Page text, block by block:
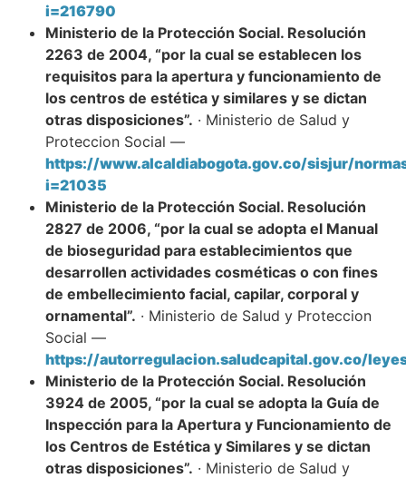
i=216790
Ministerio de la Protección Social. Resolución
2263 de 2004, “por la cual se establecen los
requisitos para la apertura y funcionamiento de
los centros de estética y similares y se dictan
otras disposiciones”. · Ministerio de Salud y
Proteccion Social —
https://www.alcaldiabogota.gov.co/sisjur/
i=21035
Ministerio de la Protección Social. Resolución
2827 de 2006, “por la cual se adopta el Manual
de bioseguridad para establecimientos que
desarrollen actividades cosméticas o con fines
de embellecimiento facial, capilar, corporal y
ornamental”. · Ministerio de Salud y Proteccion
Social —
https://autorregulacion.saludcapital.gov.co/
Ministerio de la Protección Social. Resolución
3924 de 2005, “por la cual se adopta la Guía de
Inspección para la Apertura y Funcionamiento de
los Centros de Estética y Similares y se dictan
otras disposiciones”. · Ministerio de Salud y